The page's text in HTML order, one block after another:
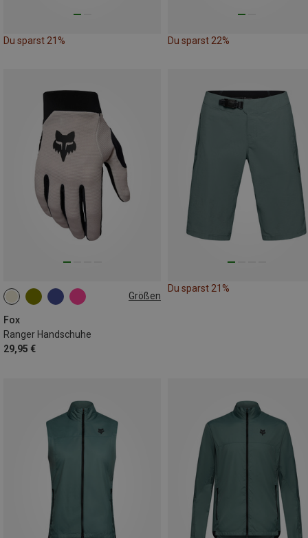
Du sparst 21% Du sparst 22%
Größen
Fox
Ranger Handschuhe
29,95 €
S L XL XXL
Du sparst 21%